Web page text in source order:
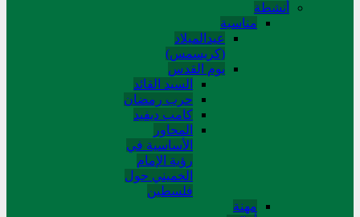
أنشطة
مناسبة
عیدالمیلاد
(کریسمس)
یوم القدس
السید القائد
حرب رمضان
کامب دیفید
المحاور
الأساسية في
رؤية الإمام
الخميني حول
فلسطین
مهنة